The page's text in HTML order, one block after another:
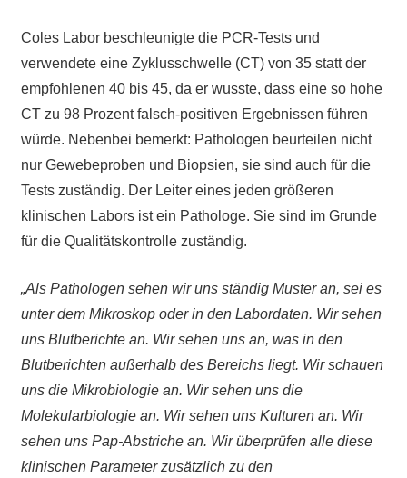
Coles Labor beschleunigte die PCR-Tests und
verwendete eine Zyklusschwelle (CT) von 35 statt der
empfohlenen 40 bis 45, da er wusste, dass eine so hohe
CT zu 98 Prozent falsch-positiven Ergebnissen führen
würde. Nebenbei bemerkt: Pathologen beurteilen nicht
nur Gewebeproben und Biopsien, sie sind auch für die
Tests zuständig. Der Leiter eines jeden größeren
klinischen Labors ist ein Pathologe. Sie sind im Grunde
für die Qualitätskontrolle zuständig.
„Als Pathologen sehen wir uns ständig Muster an, sei es
unter dem Mikroskop oder in den Labordaten. Wir sehen
uns Blutberichte an. Wir sehen uns an, was in den
Blutberichten außerhalb des Bereichs liegt. Wir schauen
uns die Mikrobiologie an. Wir sehen uns die
Molekularbiologie an. Wir sehen uns Kulturen an. Wir
sehen uns Pap-Abstriche an. Wir überprüfen alle diese
klinischen Parameter zusätzlich zu den